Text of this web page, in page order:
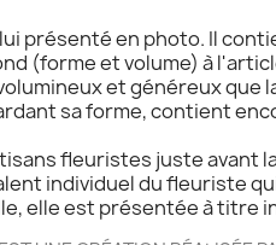
présenté en photo. Il
(forme et volume) à
et généreux que
sa forme, contient
fleuristes juste avant
individuel du fleuriste
elle est présentée à titre